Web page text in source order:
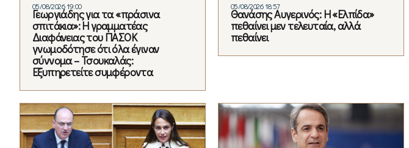
05/08/2026 19:00
Γεωργιάδης για τα «πράσινα
σπιτάκια»: Η γραμματέας
Διαφάνειας του ΠΑΣΟΚ
γνωμοδότησε ότι όλα έγιναν
σύννομα – Τσουκαλάς:
Εξυπηρετείτε συμφέροντα
05/08/2026 18:57
Θανάσης Αυγερινός: Η «Ελπίδα»
πεθαίνει μεν τελευταία, αλλά
πεθαίνει